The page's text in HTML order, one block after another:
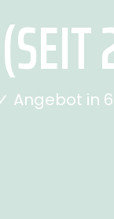
Angebot in